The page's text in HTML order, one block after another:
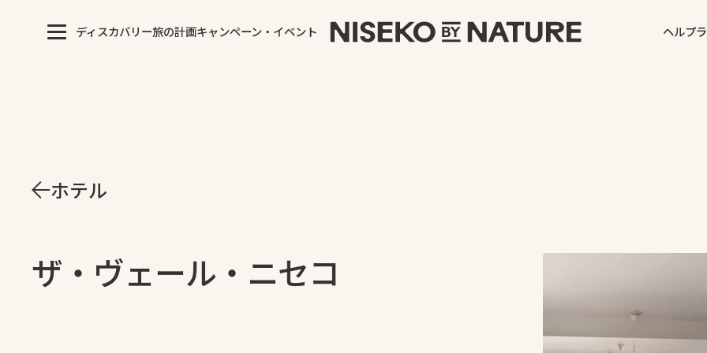
ディスカバリー旅の計画キャンペーン・イベント ヘルプ
ホテル
ザ・ヴェール・ニセコ